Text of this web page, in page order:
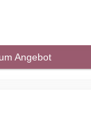
Angebot